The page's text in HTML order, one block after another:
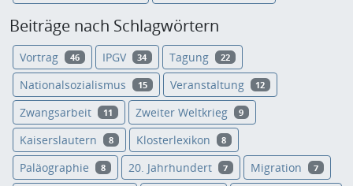
Beiträge nach Schlagwörtern
Vortrag 46 IPGV 34 Tagung 22
Nationalsozialismus 15 Veranstaltung 12
Zwangsarbeit 11 Zweiter Weltkrieg 9
Kaiserslautern 8 Klosterlexikon 8
Paläographie 8 20. Jahrhundert 7 Migration 7